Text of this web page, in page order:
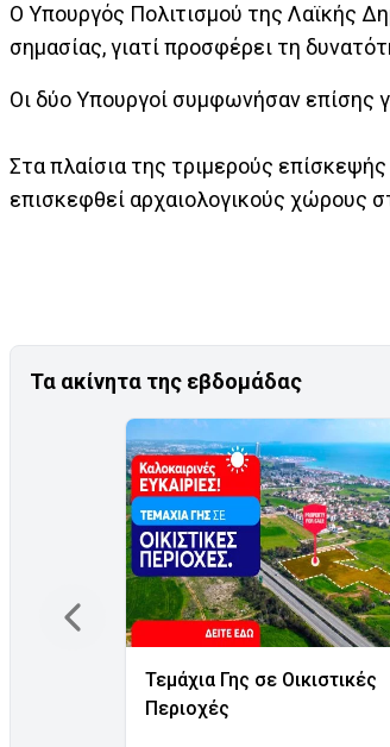
Ο Υπουργός Πολιτισμού της Λαϊκής
σημασίας, γιατί προσφέρει τη
Οι δύο Υπουργοί συμφωνήσαν επίσης
Στα πλαίσια της τριμερούς
επισκεφθεί αρχαιολογικούς χώρους
Τα ακίνητα της εβδομάδας
Τεμάχια Γης σε Οικιστικές
Περιοχές